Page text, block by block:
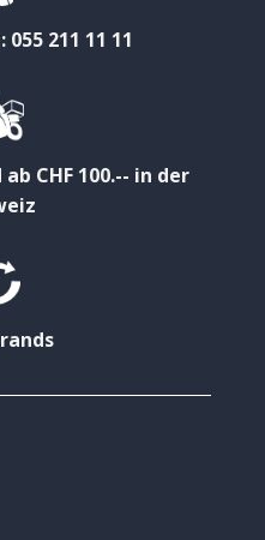
211 11 11
CHF 100.-- in der